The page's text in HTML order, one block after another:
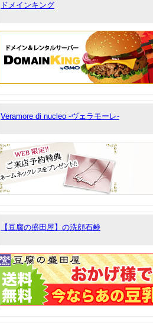
ドメインキング
Veramore di nucleo -ヴェラモーレ-
【豆腐の盛田屋】の洗顔石鹸